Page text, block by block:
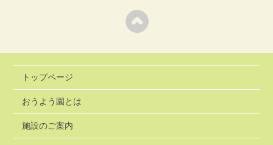
トップページ
おうよう園とは
施設のご案内